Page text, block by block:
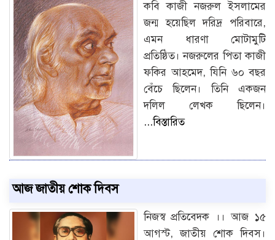
কবি কাজী নজরুল ইসলামের
জন্ম হয়েছিল দরিদ্র পরিবারে,
এমন ধারণা মোটামুটি
প্রতিষ্ঠিত। নজরুলের পিতা কাজী
ফকির আহমেদ, যিনি ৬০ বছর
বেঁচে ছিলেন। তিনি একজন
দলিল লেখক ছিলেন।
...বিস্তারিত
আজ জাতীয় শোক দিবস
নিজস্ব প্রতিবেদক ।। আজ ১৫
আগস্ট, জাতীয় শোক দিবস।